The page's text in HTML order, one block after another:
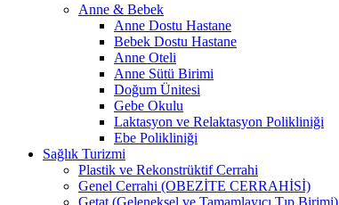
Anne & Bebek
Anne Dostu Hastane
Bebek Dostu Hastane
Anne Oteli
Anne Sütü Birimi
Doğum Ünitesi
Gebe Okulu
Laktasyon ve Relaktasyon Polikliniği
Ebe Polikliniği
Sağlık Turizmi
Plastik ve Rekonstrüktif Cerrahi
Genel Cerrahi (OBEZİTE CERRAHİSİ)
Getat (Geleneksel ve Tamamlayıcı Tıp Birimi)